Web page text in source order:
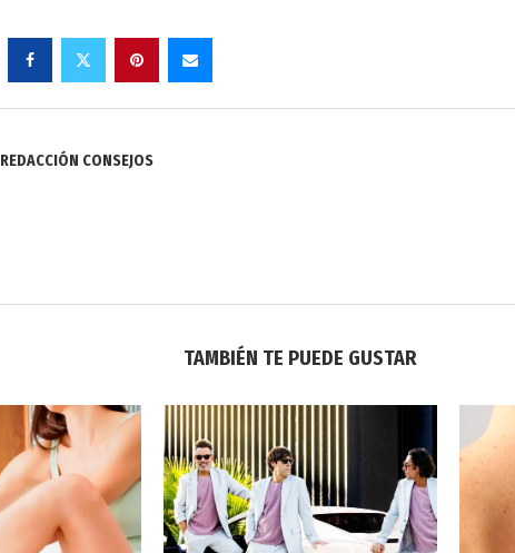
REDACCIÓN CONSEJOS
TAMBIÉN TE PUEDE GUSTAR